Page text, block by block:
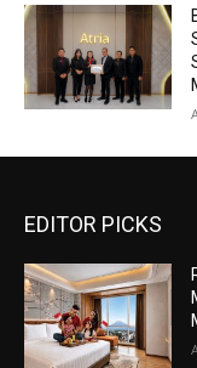
EDITOR PICKS